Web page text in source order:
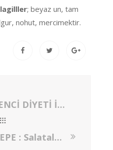
; beyaz un, tam
nohut, mercimektir.
İNSÜLİN DİRENCİ DİYETİ İÇİN 10 BESLENME ÖNERİSİ
EN HAFİF KANEPE : Salatalık Kanepe